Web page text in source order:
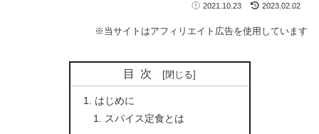
2021.10.23 2023.02.02
※当サイトはアフィリエイト広告を使用しています
目次
はじめに
スパイス定食とは